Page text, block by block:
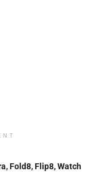
Fold8, Flip8, Watch